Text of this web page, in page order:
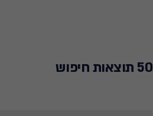
50 תוצאות חיפוש